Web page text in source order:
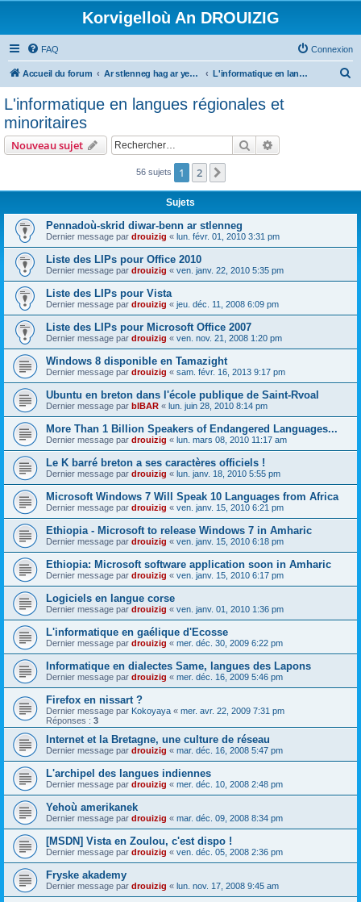
Korvigelloù An DROUIZIG
FAQ Connexion
Accueil du forum Ar stlenneg hag ar yezhoù bihan er bed a-bezh L'informatique en langues régionales et minoritaires
c
r
L'informatique en langues régionales et
minoritaires
Nouveau sujet Rechercher
56 sujets 1 2
Sujets
Pennadoù-skrid diwar-benn ar stlenneg
Dernier message par drouizig « lun. févr. 01, 2010 3:31 pm
Liste des LIPs pour Office 2010
Dernier message par drouizig « ven. janv. 22, 2010 5:35 pm
Liste des LIPs pour Vista
Dernier message par drouizig « jeu. déc. 11, 2008 6:09 pm
Liste des LIPs pour Microsoft Office 2007
Dernier message par drouizig « ven. nov. 21, 2008 1:20 pm
Windows 8 disponible en Tamazight
Dernier message par drouizig « sam. févr. 16, 2013 9:17 pm
Ubuntu en breton dans l'école publique de Saint-Rvoal
Dernier message par bIBAR « lun. juin 28, 2010 8:14 pm
More Than 1 Billion Speakers of Endangered Languages...
Dernier message par drouizig « lun. mars 08, 2010 11:17 am
Le K barré breton a ses caractères officiels !
Dernier message par drouizig « lun. janv. 18, 2010 5:55 pm
Microsoft Windows 7 Will Speak 10 Languages from Africa
Dernier message par drouizig « ven. janv. 15, 2010 6:21 pm
Ethiopia - Microsoft to release Windows 7 in Amharic
Dernier message par drouizig « ven. janv. 15, 2010 6:18 pm
Ethiopia: Microsoft software application soon in Amharic
Dernier message par drouizig « ven. janv. 15, 2010 6:17 pm
Logiciels en langue corse
Dernier message par drouizig « ven. janv. 01, 2010 1:36 pm
L'informatique en gaélique d'Ecosse
Dernier message par drouizig « mer. déc. 30, 2009 6:22 pm
Informatique en dialectes Same, langues des Lapons
Dernier message par drouizig « mer. déc. 16, 2009 5:46 pm
Firefox en nissart ?
Dernier message par Kokoyaya « mer. avr. 22, 2009 7:31 pm
Réponses : 3
Internet et la Bretagne, une culture de réseau
Dernier message par drouizig « mar. déc. 16, 2008 5:47 pm
L'archipel des langues indiennes
Dernier message par drouizig « mer. déc. 10, 2008 2:48 pm
Yehoù amerikanek
Dernier message par drouizig « mar. déc. 09, 2008 8:34 pm
[MSDN] Vista en Zoulou, c'est dispo !
Dernier message par drouizig « ven. déc. 05, 2008 2:36 pm
Fryske akademy
Dernier message par drouizig « lun. nov. 17, 2008 9:45 am